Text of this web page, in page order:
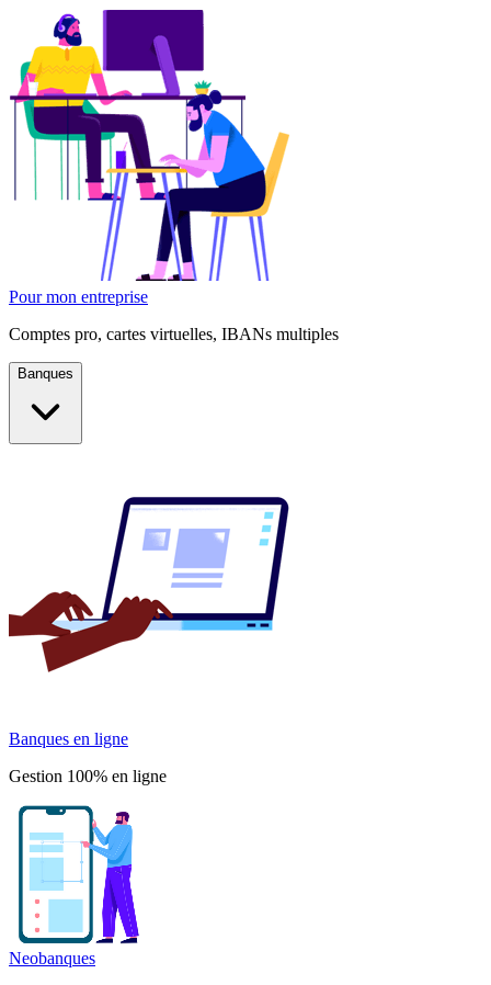
Pour mon entreprise
Comptes pro, cartes virtuelles, IBANs multiples
Banques
Banques en ligne
Gestion 100% en ligne
Neobanques